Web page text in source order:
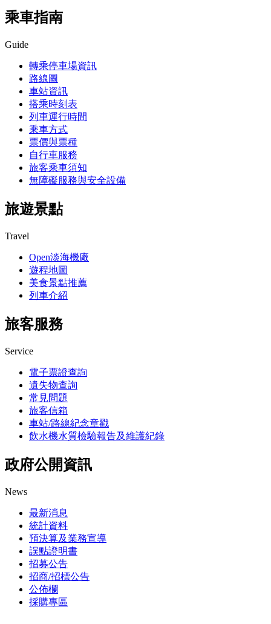
乘車指南
Guide
轉乘停車場資訊
路線圖
車站資訊
搭乘時刻表
列車運行時間
乘車方式
票價與票種
自行車服務
旅客乘車須知
無障礙服務與安全設備
旅遊景點
Travel
Open淡海機廠
遊程地圖
美食景點推薦
列車介紹
旅客服務
Service
電子票證查詢
遺失物查詢
常見問題
旅客信箱
車站/路線紀念章戳
飲水機水質檢驗報告及維護紀錄
政府公開資訊
News
最新消息
統計資料
預決算及業務宣導
誤點證明書
招募公告
招商/招標公告
公佈欄
採購專區